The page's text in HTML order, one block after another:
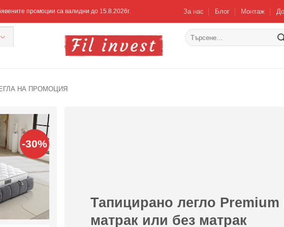
промоции са валидни до 15.8.2026г. За нас Блог Монтаж
Търсене
за:
НА ПРОМОЦИЯ
-30%
Добавяне
към
списъка с
харесани
продукти
Тапицирано легло
матрак или без матрак